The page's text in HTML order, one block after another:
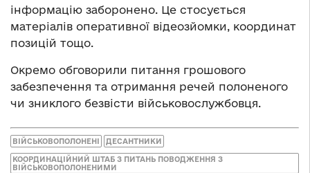
інформацію заборонено. Це стосується
матеріалів оперативної відеозйомки, координат
позицій тощо.
Окремо обговорили питання грошового
забезпечення та отримання речей полоненого
чи зниклого безвісти військовослужбовця.
ВІЙСЬКОВОПОЛОНЕНІ ДЕСАНТНИКИ
КООРДИНАЦІЙНИЙ ШТАБ З ПИТАНЬ ПОВОДЖЕННЯ З
ВІЙСЬКОВОПОЛОНЕНИМИ